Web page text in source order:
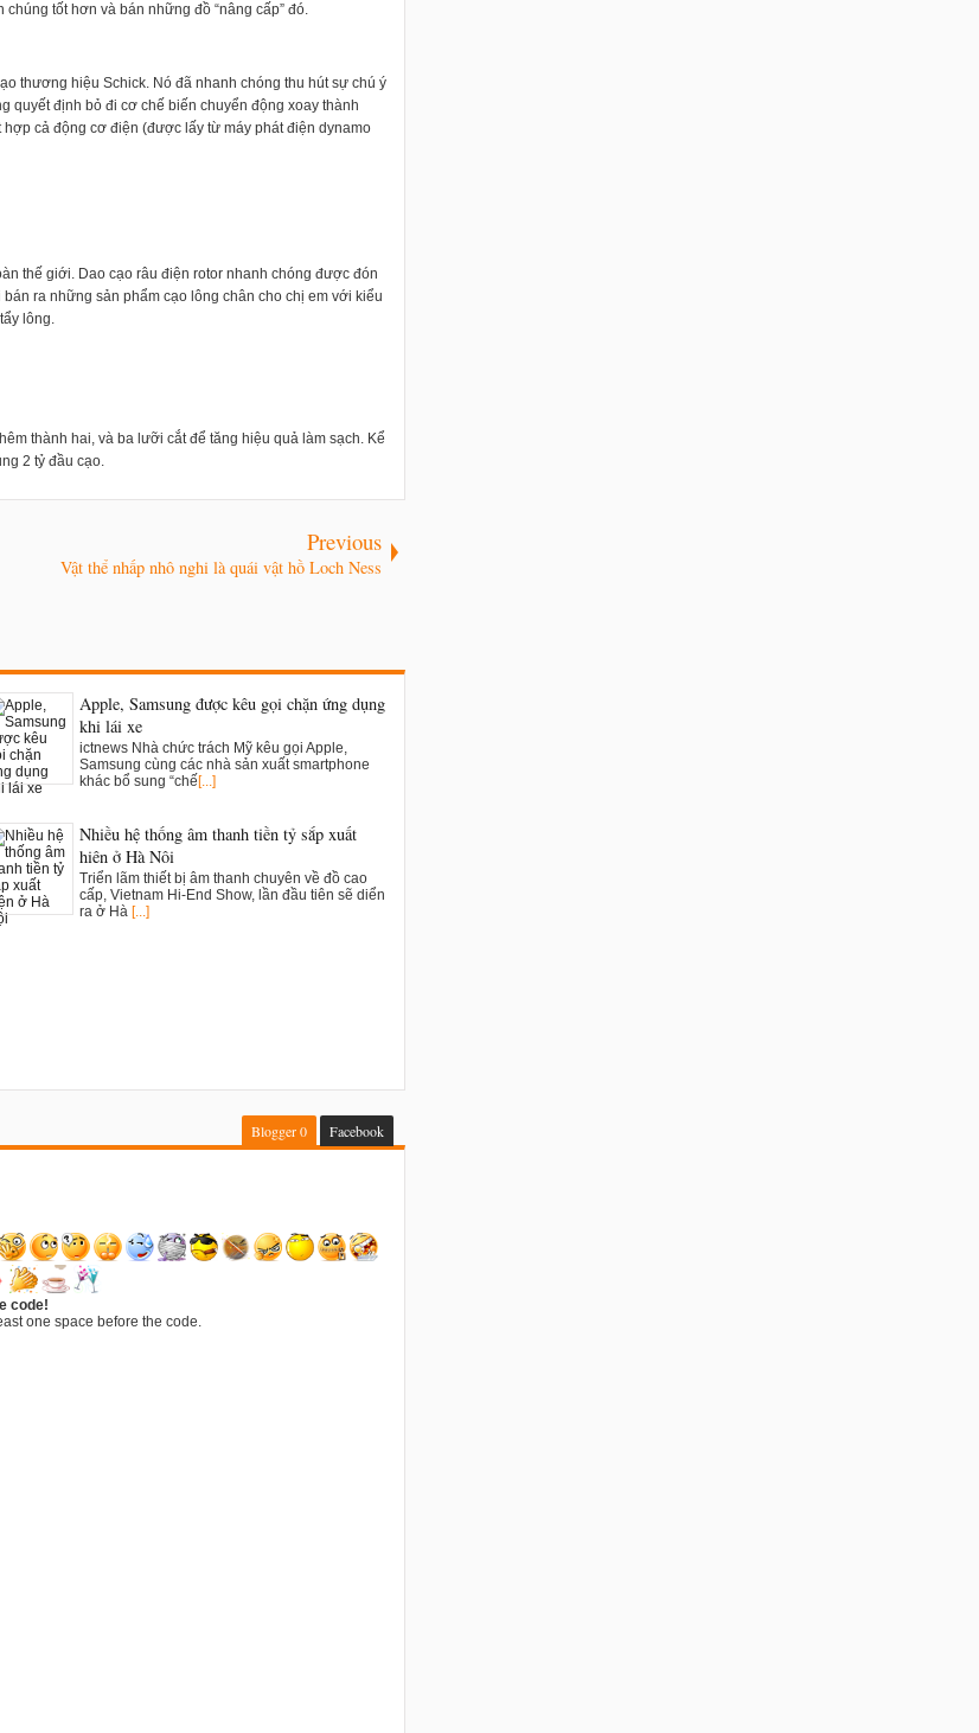
tốt hơn và bán những đồ “nâng cấp” đó.
thương hiệu Schick. Nó đã nhanh chóng thu hút sự chú ý
quyết định bỏ đi cơ chế biến chuyển động xoay thành
cả động cơ điện (được lấy từ máy phát điện dynamo
thế giới. Dao cạo râu điện rotor nhanh chóng được đón
ra những sản phẩm cạo lông chân cho chị em với kiểu
lông.
thành hai, và ba lưỡi cắt để tăng hiệu quả làm sạch. Kể
2 tỷ đầu cạo.
Previous
Vật thể nhấp nhô nghi là quái vật hồ Loch Ness
Apple, Samsung được kêu gọi chặn ứng dụng
khi lái xe
ictnews Nhà chức trách Mỹ kêu gọi Apple,
Samsung cùng các nhà sản xuất smartphone
khác bổ sung “chế [...]
Nhiều hệ thống âm thanh tiền tỷ sắp xuất
hiện ở Hà Nội
Triển lãm thiết bị âm thanh chuyên về đồ cao
cấp, Vietnam Hi-End Show, lần đầu tiên sẽ diển
ra ở Hà [...]
Blogger0 Facebook
code!
one space before the code.